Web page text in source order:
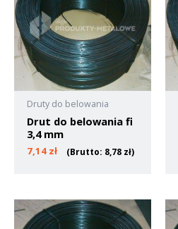
Druty do belowania
Drut do belowania fi
3,4 mm
7,14 zł (Brutto: 8,78 zł)